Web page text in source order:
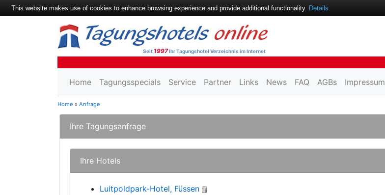
Seit 1997Ihr Tagungshotel Verzeichnis im Internet
Home Tagungsspecials Service Partner Links News FAQ AGBs Impressum
Home » Anfrage
Ihre Tagungsanfrage
Ihre Hotels
Luitpoldpark-Hotel, Füssen
This website makes use of cookies to enhance browsing experience and provide additional functionality. Details